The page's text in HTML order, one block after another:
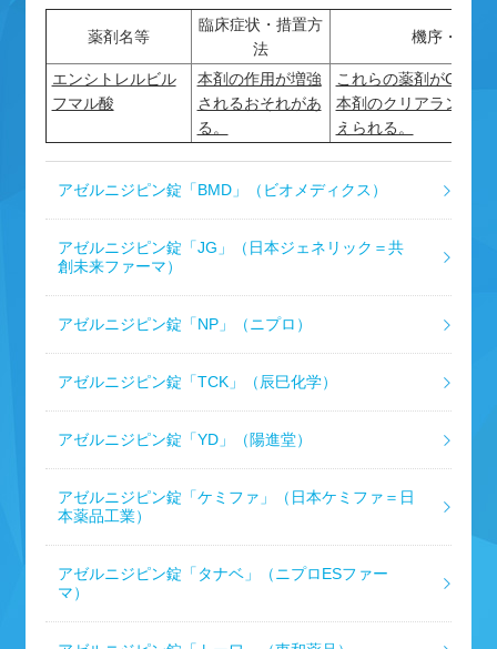
薬剤名等
臨床症状・措置方
法
機序・危険
エンシトレルビル
フマル酸
本剤の作用が増強
されるおそれがあ
る。
これらの薬剤が
本剤のクリアランスが
えられる。
アゼルニジピン錠「BMD」（ビオメディクス）
アゼルニジピン錠「JG」（日本ジェネリック＝共
創未来ファーマ）
アゼルニジピン錠「NP」（ニプロ）
アゼルニジピン錠「TCK」（辰巳化学）
アゼルニジピン錠「YD」（陽進堂）
アゼルニジピン錠「ケミファ」（日本ケミファ＝日
本薬品工業）
アゼルニジピン錠「タナベ」（ニプロESファー
マ）